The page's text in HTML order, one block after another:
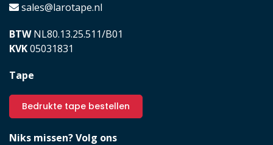
sales@larotape.nl
BTWNL80.13.25.511/B01
KVK05031831
Tape
Bedrukte tape bestellen
Niks missen? Volg ons